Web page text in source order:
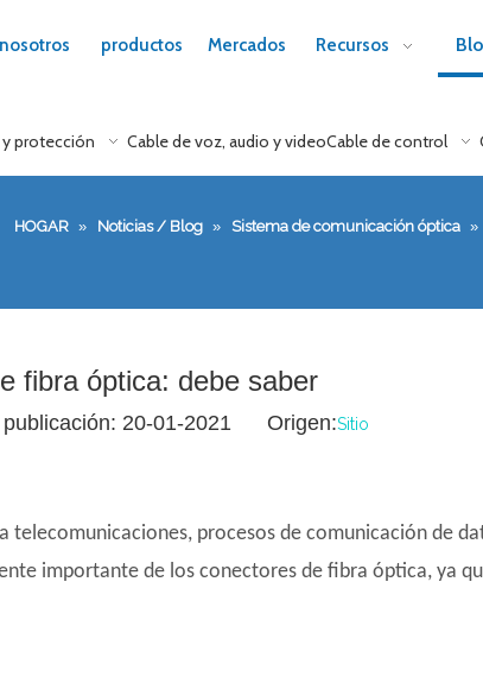
productos Mercados Recursos
y protección Cable de voz, audio y videoCable de control
HOGAR » Noticias / Blog » Sistema de comunicación óptica »
fibra óptica: debe saber
20-01-2021 Origen:Sitio
procesos de comunicación de
importante de los conectores de fibra óptica, ya